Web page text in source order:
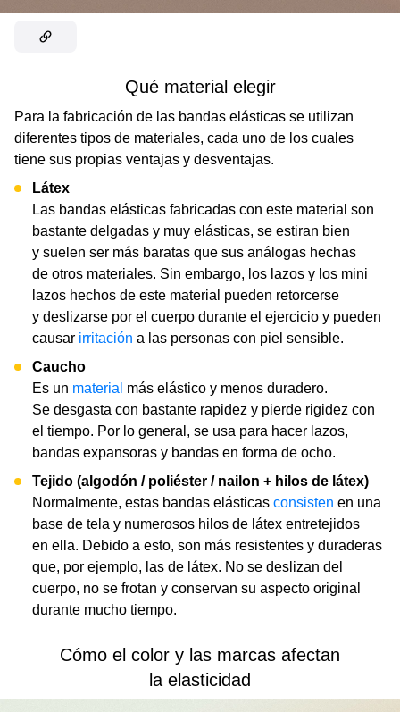
Qué material elegir
Para la fabricación de las bandas elásticas se utilizan
diferentes tipos de materiales, cada uno de los cuales
tiene sus propias ventajas y desventajas.
Látex
Las bandas elásticas fabricadas con este material son
bastante delgadas y muy elásticas, se estiran bien
y suelen ser más baratas que sus análogas hechas
de otros materiales. Sin embargo, los lazos y los mini
lazos hechos de este material pueden retorcerse
y deslizarse por el cuerpo durante el ejercicio y pueden
causar irritación a las personas con piel sensible.
Caucho
Es un material más elástico y menos duradero.
Se desgasta con bastante rapidez y pierde rigidez con
el tiempo. Por lo general, se usa para hacer lazos,
bandas expansoras y bandas en forma de ocho.
Tejido (algodón / poliéster / nailon + hilos de látex)
Normalmente, estas bandas elásticas consisten en una
base de tela y numerosos hilos de látex entretejidos
en ella. Debido a esto, son más resistentes y duraderas
que, por ejemplo, las de látex. No se deslizan del
cuerpo, no se frotan y conservan su aspecto original
durante mucho tiempo.
Cómo el color y las marcas afectan
la elasticidad